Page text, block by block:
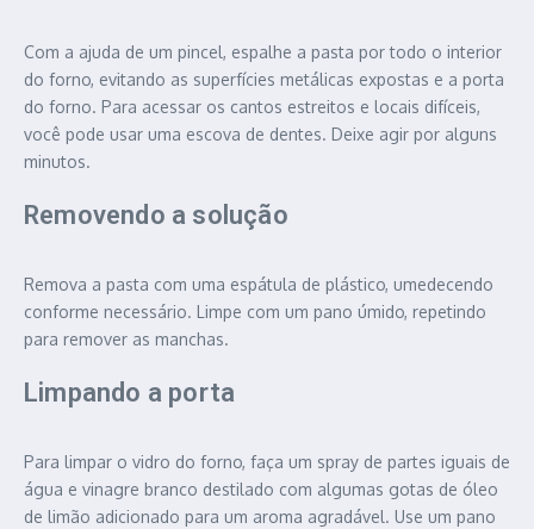
Com a ajuda de um pincel, espalhe a pasta por todo o interior
do forno, evitando as superfícies metálicas expostas e a porta
do forno. Para acessar os cantos estreitos e locais difíceis,
você pode usar uma escova de dentes. Deixe agir por alguns
minutos.
Removendo a solução
Remova a pasta com uma espátula de plástico, umedecendo
conforme necessário. Limpe com um pano úmido, repetindo
para remover as manchas.
Limpando a porta
Para limpar o vidro do forno, faça um spray de partes iguais de
água e vinagre branco destilado com algumas gotas de óleo
de limão adicionado para um aroma agradável. Use um pano